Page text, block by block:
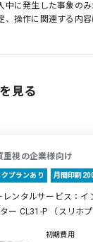
に発生した事象のみ
操作に関連する内容
見る
で品質重視の企業様
在宅ワークプランあり
ンターレンタルサー
プリンター CL31-P （